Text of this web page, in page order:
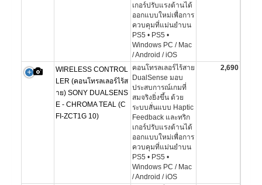
เกอร์ปรับแรงต้านได้
ออกแบบใหม่เพื่อการ
ควบคุมที่แม่นยำบน
PS5 • PS5 •
Windows PC / Mac
/ Android / iOS
WIRELESS CONTROL
LER (คอนโทรลเลอร์ไร้ส
าย) SONY DUALSENS
E - CHROMA TEAL (C
FI-ZCT1G 10)
คอนโทรลเลอร์ไร้สาย
DualSense มอบ
ประสบการณ์เกมที่
สมจริงยิ่งขึ้น ด้วย
ระบบสั่นแบบ Haptic
Feedback และทริก
เกอร์ปรับแรงต้านได้
ออกแบบใหม่เพื่อการ
ควบคุมที่แม่นยำบน
PS5 • PS5 •
Windows PC / Mac
/ Android / iOS
2,690